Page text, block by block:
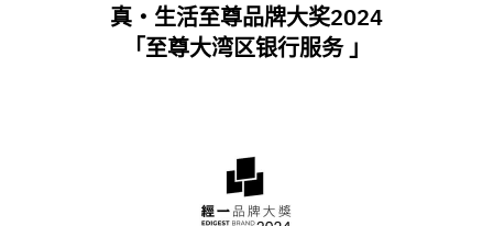
真‧生活至尊品牌大奖2024
「至尊大湾区银行服务 」